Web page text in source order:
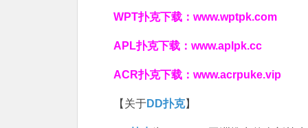
WPT扑克下载： www.wptpk.com
APL扑克下载： www.aplpk.cc
ACR扑克下载： www.acrpuke.vip
【关于DD扑克】